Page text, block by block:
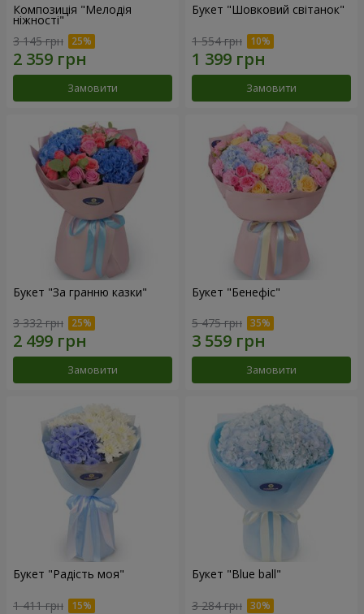
Композиція "Мелодія
ніжності"
3 145 грн
Замовити
Букет "Шовковий світанок"
1 554 грн
Замовити
Букет "За гранню казки"
3 332 грн
Замовити
Букет "Бенефіс"
5 475 грн
Замовити
Букет "Радість моя"
1 411 грн
Букет "Blue ball"
3 284 грн